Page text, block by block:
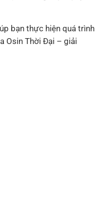
bạn thực hiện quá trình
Osin Thời Đại – giải